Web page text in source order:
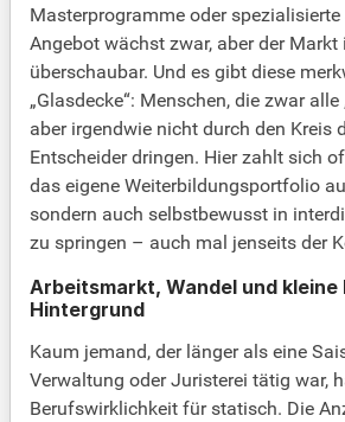
Masterprogramme oder
Angebot wächst zwar, aber der Markt
überschaubar. Und es gibt diese
„Glasdecke“: Menschen, die zwar alle
aber irgendwie nicht durch den Kreis
Entscheider dringen. Hier zahlt sich
das eigene Weiterbildungsportfolio
sondern auch selbstbewusst in
zu springen – auch mal jenseits der
Arbeitsmarkt, Wandel und kleine
Hintergrund
Kaum jemand, der länger als eine
Verwaltung oder Juristerei tätig war,
Berufswirklichkeit für statisch. Die